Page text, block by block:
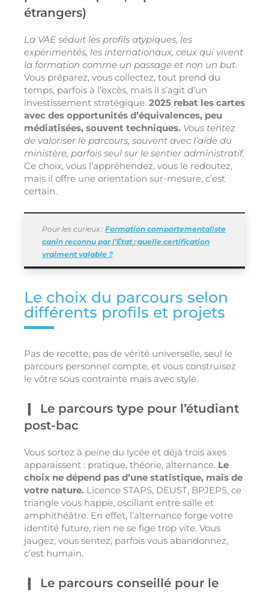
étrangers)
La VAE séduit les profils atypiques, les
expérimentés, les internationaux, ceux qui vivent
la formation comme un passage et non un but.
Vous préparez, vous collectez, tout prend du
temps, parfois à l’excès, mais il s’agit d’un
investissement stratégique. 2025 rebat les cartes
avec des opportunités d’équivalences, peu
médiatisées, souvent techniques. Vous tentez
de valoriser le parcours, souvent avec l’aide du
ministère, parfois seul sur le sentier administratif.
Ce choix, vous l’appréhendez, vous le redoutez,
mais il offre une orientation sur-mesure, c’est
certain.
Pour les curieux : Formation comportementaliste
canin reconnu par l’État : quelle certification
vraiment valable ?
Le choix du parcours selon
différents profils et projets
Pas de recette, pas de vérité universelle, seul le
parcours personnel compte, et vous construisez
le vôtre sous contrainte mais avec style.
Le parcours type pour l’étudiant
post-bac
Vous sortez à peine du lycée et déjà trois axes
apparaissent : pratique, théorie, alternance. Le
choix ne dépend pas d’une statistique, mais de
votre nature. Licence STAPS, DEUST, BPJEPS, ce
triangle vous happe, oscillant entre salle et
amphithéâtre. En effet, l’alternance forge votre
identité future, rien ne se fige trop vite. Vous
jaugez, vous sentez, parfois vous abandonnez,
c’est humain.
Le parcours conseillé pour le